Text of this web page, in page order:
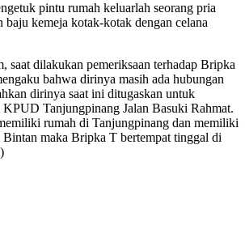
pintu rumah keluarlah seorang pria
kemeja kotak-kotak dengan celana
saat dilakukan pemeriksaan terhadap Bripka
bahwa dirinya masih ada hubungan
dirinya saat ini ditugaskan untuk
KPUD Tanjungpinang Jalan Basuki Rahmat.
rumah di Tanjungpinang dan memiliki
Bintan maka Bripka T bertempat tinggal di